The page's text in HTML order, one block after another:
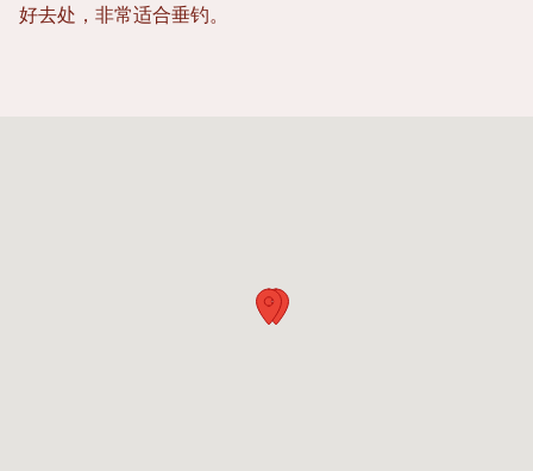
好去处，非常适合垂钓。